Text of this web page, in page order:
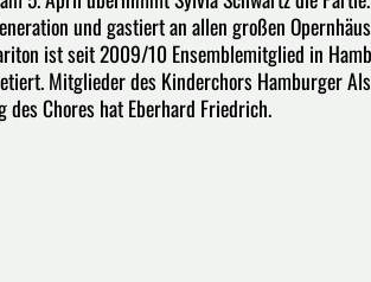
und gastiert an allen großen
ist seit 2009/10 Ensemblemitglied in
Mitglieder des Kinderchors Hamburger
des Chores hat Eberhard Friedrich.